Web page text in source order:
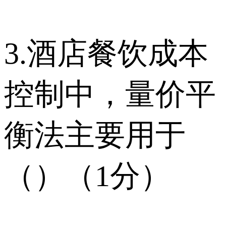
3.酒店餐饮成本
控制中，量价平
衡法主要用于
（）（1分）